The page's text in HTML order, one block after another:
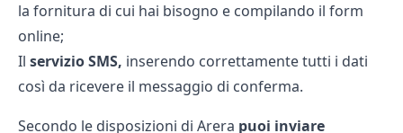
la fornitura di cui hai bisogno e compilando il form
online;
Il servizio SMS, inserendo correttamente tutti i dati
così da ricevere il messaggio di conferma.
Secondo le disposizioni di Arera puoi inviare